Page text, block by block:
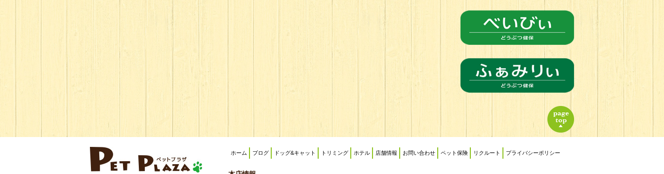
ホーム ブログ ドッグ&キャット トリミング ホテル 店舗情報 お問い合わせ ペット保険 リクルート プライバシーポリシー